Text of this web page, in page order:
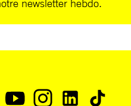
newsletter hebdo.